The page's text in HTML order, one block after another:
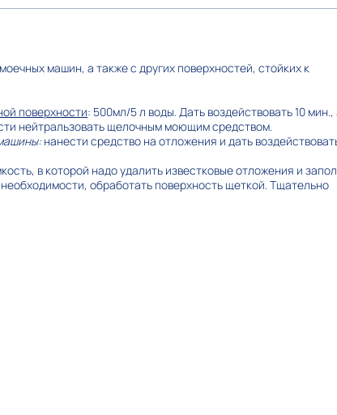
машин, а также с других поверхностей, стойких к
поверхности: 500мл/5 л воды. Дать воздействовать 10
нейтральзовать щелочным моющим средством.
: нанести средство на отложения и дать
в которой надо удалить известковые отложения и
обработать поверхность щеткой. Тщательно